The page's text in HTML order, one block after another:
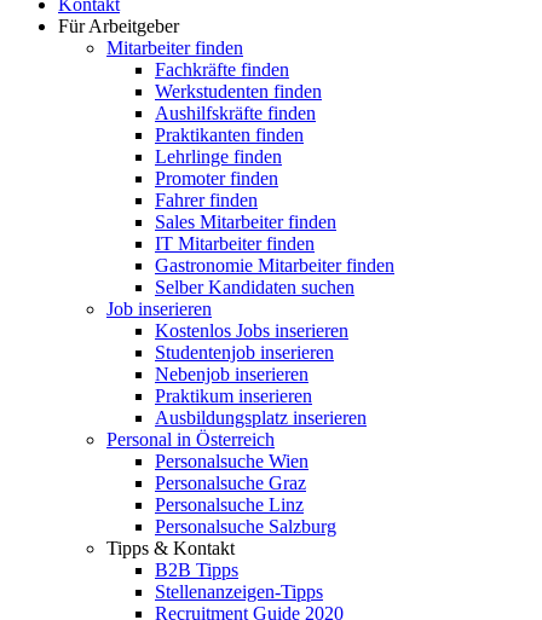
Kontakt
Für Arbeitgeber
Mitarbeiter finden
Fachkräfte finden
Werkstudenten finden
Aushilfskräfte finden
Praktikanten finden
Lehrlinge finden
Promoter finden
Fahrer finden
Sales Mitarbeiter finden
IT Mitarbeiter finden
Gastronomie Mitarbeiter finden
Selber Kandidaten suchen
Job inserieren
Kostenlos Jobs inserieren
Studentenjob inserieren
Nebenjob inserieren
Praktikum inserieren
Ausbildungsplatz inserieren
Personal in Österreich
Personalsuche Wien
Personalsuche Graz
Personalsuche Linz
Personalsuche Salzburg
Tipps & Kontakt
B2B Tipps
Stellenanzeigen-Tipps
Recruitment Guide 2020